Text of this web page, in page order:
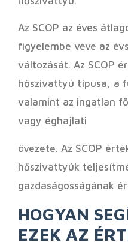
Az SCOP az éves
figyelembe véve az
változását. Az SCOP
hőszivattyú típusa, a
valamint az ingatlan
vagy éghajlati
övezete. Az SCOP
hőszivattyúk
gazdaságosságának
HOGYAN
EZEK AZ